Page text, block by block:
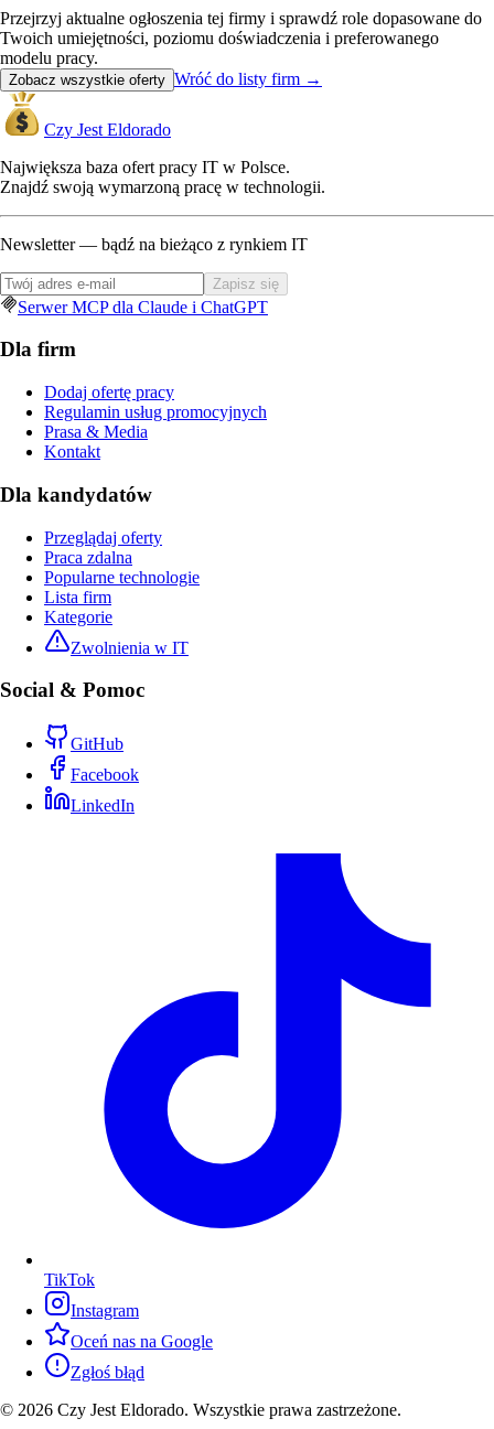
Przejrzyj aktualne ogłoszenia tej firmy i sprawdź role dopasowane do
Twoich umiejętności, poziomu doświadczenia i preferowanego
modelu pracy.
Zobacz wszystkie oferty Wróć do listy firm →
Czy Jest Eldorado
Największa baza ofert pracy IT w Polsce.
Znajdź swoją wymarzoną pracę w technologii.
Newsletter — bądź na bieżąco z rynkiem IT
Zapisz się
Serwer MCP dla Claude i ChatGPT
Dla firm
Dodaj ofertę pracy
Regulamin usług promocyjnych
Prasa & Media
Kontakt
Dla kandydatów
Przeglądaj oferty
Praca zdalna
Popularne technologie
Lista firm
Kategorie
Zwolnienia w IT
Social & Pomoc
GitHub
Facebook
LinkedIn
TikTok
Instagram
Oceń nas na Google
Zgłoś błąd
© 2026 Czy Jest Eldorado. Wszystkie prawa zastrzeżone.